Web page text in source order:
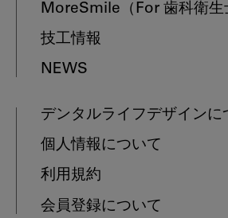
MoreSmile （For 歯科衛生
技工情報
NEWS
デンタルライフデザインに
個人情報について
利用規約
会員登録について